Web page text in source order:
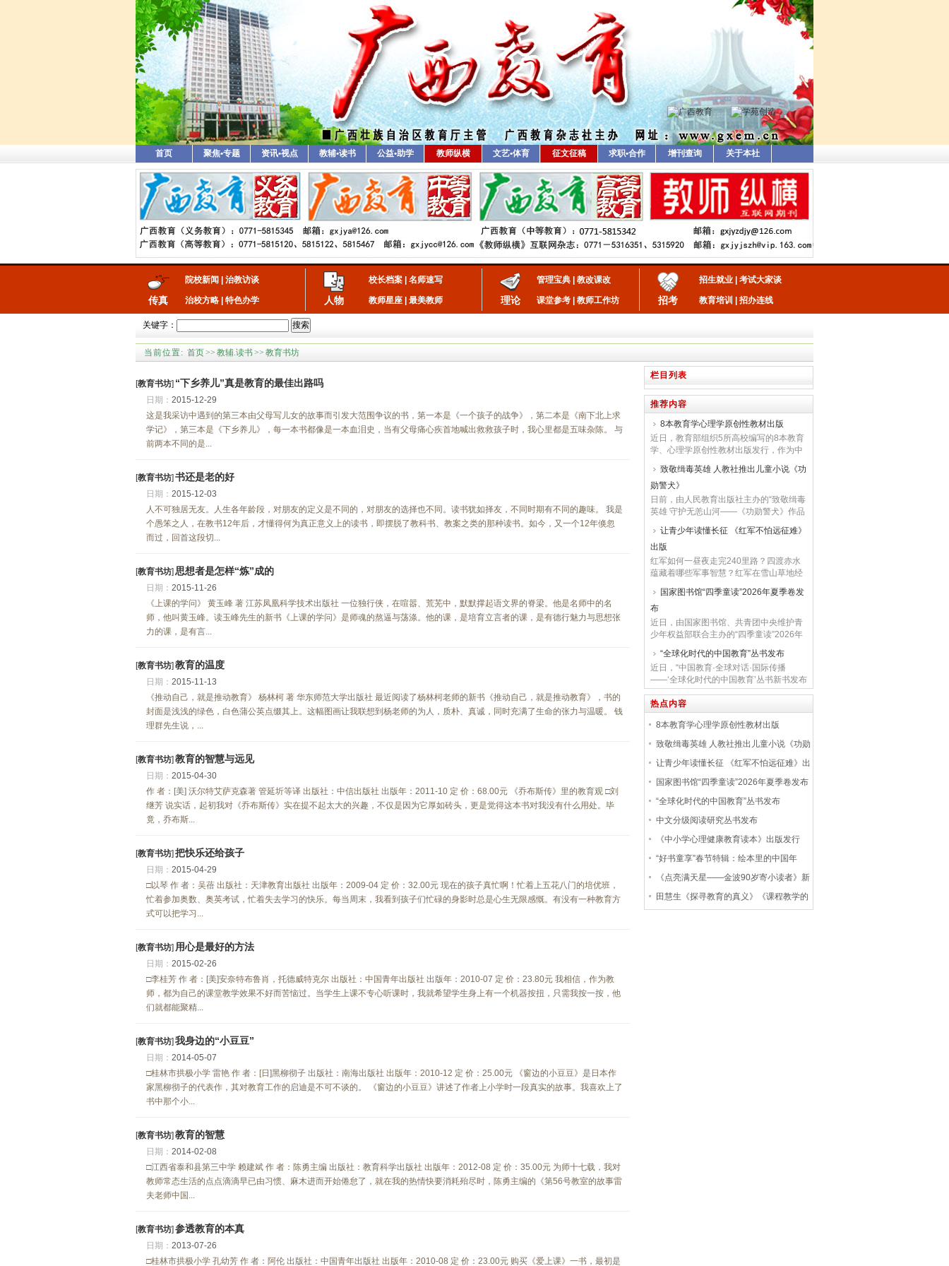
首页 聚焦•专题 资讯•视点 教辅•读书 公益•助学 教师纵横 文艺•体育 征文征稿 求职•合作 增刊查询 关于本社
传真
院校新闻 治教访谈
治校方略 特色办学 人物
校长档案 名师速写
教师星座 最美教师 理论
管理宝典 教改课改
课堂参考 教师工作坊 招考
招生就业 考试大家谈
教育培训 招办连线
关键字： 搜索
当前位置: 首页>> 教辅.读书>> 教育书坊
[教育书坊] “下乡养儿”真是教育的最佳出路吗
日期： 2015-12-29
这是我采访中遇到的第三本由父母写儿女的故事而引发大范围争议的书，第一本是《一个孩子的战争》，第二本是《南下北上求
学记》，第三本是《下乡养儿》，每一本书都像是一本血泪史，当有父母痛心疾首地喊出救救孩子时，我心里都是五味杂陈。 与
前两本不同的是...
[教育书坊] 书还是老的好
日期： 2015-12-03
人不可独居无友。人生各年龄段，对朋友的定义是不同的，对朋友的选择也不同。读书犹如择友，不同时期有不同的趣味。 我是
个愚笨之人，在教书12年后，才懂得何为真正意义上的读书，即摆脱了教科书、教案之类的那种读书。如今，又一个12年倏忽
而过，回首这段切...
[教育书坊] 思想者是怎样“炼”成的
日期： 2015-11-26
《上课的学问》 黄玉峰 著 江苏凤凰科学技术出版社 一位独行侠，在喧嚣、荒芜中，默默撑起语文界的脊梁。他是名师中的名
师，他叫黄玉峰。读玉峰先生的新书《上课的学问》是师魂的熬逼与荡涤。他的课，是培育立言者的课，是有德行魅力与思想张
力的课，是有言...
[教育书坊] 教育的温度
日期： 2015-11-13
《推动自己，就是推动教育》 杨林柯 著 华东师范大学出版社 最近阅读了杨林柯老师的新书《推动自己，就是推动教育》，书的
封面是浅浅的绿色，白色蒲公英点缀其上。这幅图画让我联想到杨老师的为人，质朴、真诚，同时充满了生命的张力与温暖。 钱
理群先生说，...
[教育书坊] 教育的智慧与远见
日期： 2015-04-30
作 者：[美] 沃尔特艾萨克森著 管延圻等译 出版社：中信出版社 出版年：2011-10 定 价：68.00元 《乔布斯传》里的教育观 □刘
继芳 说实话，起初我对《乔布斯传》实在提不起太大的兴趣，不仅是因为它厚如砖头，更是觉得这本书对我没有什么用处。毕
竟，乔布斯...
[教育书坊] 把快乐还给孩子
日期： 2015-04-29
□以琴 作 者：吴蓓 出版社：天津教育出版社 出版年：2009-04 定 价：32.00元 现在的孩子真忙啊！忙着上五花八门的培优班，
忙着参加奥数、奥英考试，忙着失去学习的快乐。每当周末，我看到孩子们忙碌的身影时总是心生无限感慨。有没有一种教育方
式可以把学习...
[教育书坊] 用心是最好的方法
日期： 2015-02-26
□李桂芳 作 者：[美]安奈特布鲁肖，托德威特克尔 出版社：中国青年出版社 出版年：2010-07 定 价：23.80元 我相信，作为教
师，都为自己的课堂教学效果不好而苦恼过。当学生上课不专心听课时，我就希望学生身上有一个机器按扭，只需我按一按，他
们就都能聚精...
[教育书坊] 我身边的“小豆豆”
日期： 2014-05-07
□桂林市拱极小学 雷艳 作 者：[日]黑柳彻子 出版社：南海出版社 出版年：2010-12 定 价：25.00元 《窗边的小豆豆》是日本作
家黑柳彻子的代表作，其对教育工作的启迪是不可不谈的。 《窗边的小豆豆》讲述了作者上小学时一段真实的故事。我喜欢上了
书中那个小...
[教育书坊] 教育的智慧
日期： 2014-02-08
□江西省泰和县第三中学 赖建斌 作 者：陈勇主编 出版社：教育科学出版社 出版年：2012-08 定 价：35.00元 为师十七载，我对
教师常态生活的点点滴滴早已由习惯、麻木进而开始倦怠了，就在我的热情快要消耗殆尽时，陈勇主编的《第56号教室的故事雷
夫老师中国...
[教育书坊] 参透教育的本真
日期： 2013-07-26
□桂林市拱极小学 孔幼芳 作 者：阿伦 出版社：中国青年出版社 出版年：2010-08 定 价：23.00元 购买《爱上课》一书，最初是
栏目列表
推荐内容
8本教育学心理学原创性教材出版
近日，教育部组织5所高校编写的8本教育
学、心理学原创性教材出版发行，作为中
程“新时代系列”教材的重要成果集中推
出，至此原创性教材覆盖领域进一步拓展
至教育学、心理学学科。8本教材中，5本
教育学分别为华东师范大学吴刚平主编的
主编的《课程与...
致敬缉毒英雄 人教社推出儿童小说《功
勋警犬》
日前，由人民教育出版社主办的“致敬缉毒
英雄 守护无恙山河——《功勋警犬》作品
作特色、缉毒主题文学作品的纪实性以及
新时代禁毒主题儿童文学的创作路径等展
开研讨。据介绍，《功勋警犬》是由课文
作家辛勤创作的长篇现实题材儿童小说。
任、共同...
让青少年读懂长征 《红军不怕远征难》
出版
红军如何一昼夜走完240里路？四渡赤水
蕴藏着哪些军事智慧？红军在雪山草地经
儿童新闻出版总社获悉，《我们的国家文
化公园·红军不怕远征难》一书近日出版。
该书是一本带领青少年走进长征、读懂长
征的精神启蒙之书，通过17个章节的故
壮举的全过程。...
国家图书馆“四季童读”2026年夏季卷发
布
近日，由国家图书馆、共青团中央维护青
少年权益部联合主办的“四季童读”2026年
夏季卷发布会暨“法护青苗 共阅成长”全国
青少年普法宣传活动启动仪式在广西壮族
自治区桂林图书馆举行。仪式上发布了“四
季童读”2026年夏季卷29种推荐书单。“四
季童读”阅读推广项目面向学前、小学初
段、小学...
“全球化时代的中国教育”丛书发布
近日，“中国教育·全球对话·国际传播
——‘全球化时代的中国教育’丛书新书发布
会”在国家会议中心举行。据悉，“全球化
时代的中国教育”丛书是“十四五”国家重点
出版物出版规划项目，由北京师范大学国
际与比较教育研究院院长刘宝存主编，多
名比较教育领域的专家、学者领衔撰写，
业...
热点内容
8本教育学心理学原创性教材出版
致敬缉毒英雄 人教社推出儿童小说《功勋
警犬》
让青少年读懂长征 《红军不怕远征难》出
版
国家图书馆“四季童读”2026年夏季卷发布
“全球化时代的中国教育”丛书发布
中文分级阅读研究丛书发布
《中小学心理健康教育读本》出版发行
“好书童享”春节特辑：绘本里的中国年
《点亮满天星——金波90岁寄小读者》新
书出版
田慧生《探寻教育的真义》《课程教学的